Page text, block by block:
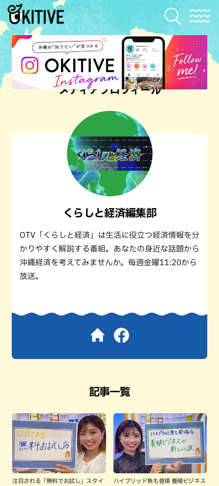
メディアプロフィール
くらしと経済編集部
OTV「くらしと経済」は生活に役立つ経済情報を分
かりやすく解説する番組。あなたの身近な話題から
沖縄経済を考えてみませんか。毎週金曜11:20から
放送。
記事一覧
注目される「無料でお試し」スタイ
ハイブリッド魚も登場 養殖ビジネス